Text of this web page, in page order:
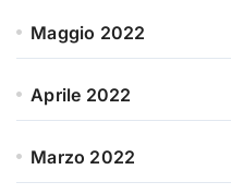
Maggio 2022
Aprile 2022
Marzo 2022